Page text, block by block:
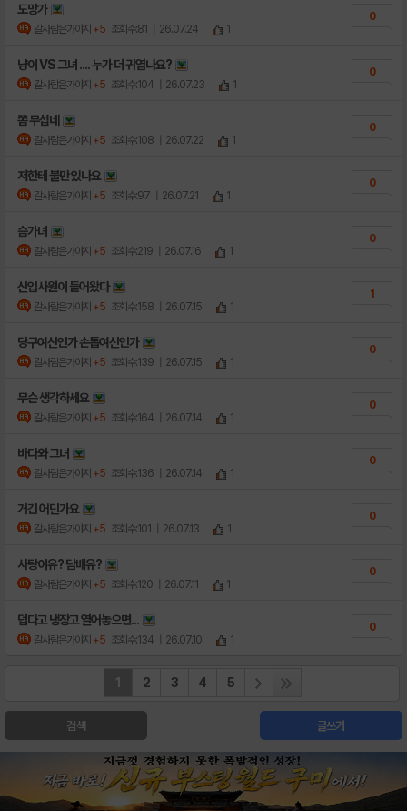
도망가
갈사람은가야지 +5 조회수:81 | 26.07.24 1
0
냥이 VS 그녀 .... 누가 더 귀엽나요?
갈사람은가야지 +5 조회수:104 | 26.07.23 1
0
쫌 무섭네
갈사람은가야지 +5 조회수:108 | 26.07.22 1
0
저한테 불만 있나요
갈사람은가야지 +5 조회수:97 | 26.07.21 1
0
슴가녀
갈사람은가야지 +5 조회수:219 | 26.07.16 1
0
신입사원이 들어왔다
갈사람은가야지 +5 조회수:158 | 26.07.15 1
1
당구여신인가 손톱여신인가
갈사람은가야지 +5 조회수:139 | 26.07.15 1
0
무슨 생각하세요
갈사람은가야지 +5 조회수:164 | 26.07.14 1
0
바다와 그녀
갈사람은가야지 +5 조회수:136 | 26.07.14 1
0
거긴 어딘가요
갈사람은가야지 +5 조회수:101 | 26.07.13 1
0
사탕이유? 담배유?
갈사람은가야지 +5 조회수:120 | 26.07.11 1
0
덥다고 냉장고 열어놓으면...
갈사람은가야지 +5 조회수:134 | 26.07.10 1
0
1 2 3 4 5
검색 글쓰기